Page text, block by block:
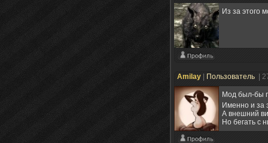
Из за этого
Amilay Пользователь |
Мод был-бы
Именно и за
А внешний
Но бегать с